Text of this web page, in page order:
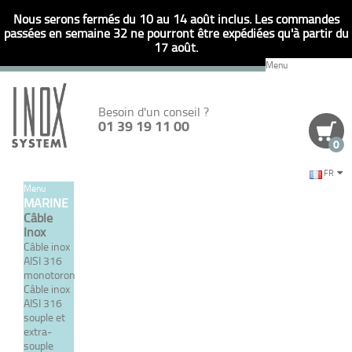
Nous serons fermés du 10 au 14 août inclus. Les commandes
passées en semaine 32 ne pourront être expédiées qu'à partir du
17 août.
Besoin d'un conseil ?
01 39 19 11 00
0
FR
Menu
Menu
MARINE
Câble
Inox
Câble inox
AISI 316
monotoron
Câble inox
AISI 316
souple et
extra-
souple
VISSERIE INOX
Une sélection de visserie en inox AISI316 (A4), qualité
MARINE.